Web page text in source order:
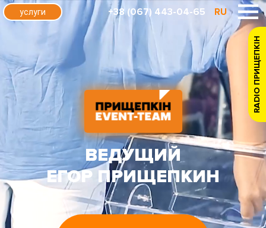
+38 (067) 443-04-65 RU
услуги
ВЕДУЩИЙ
ЕГОР ПРИЩЕПКИН
RADIO ПРИЩЕПКІН